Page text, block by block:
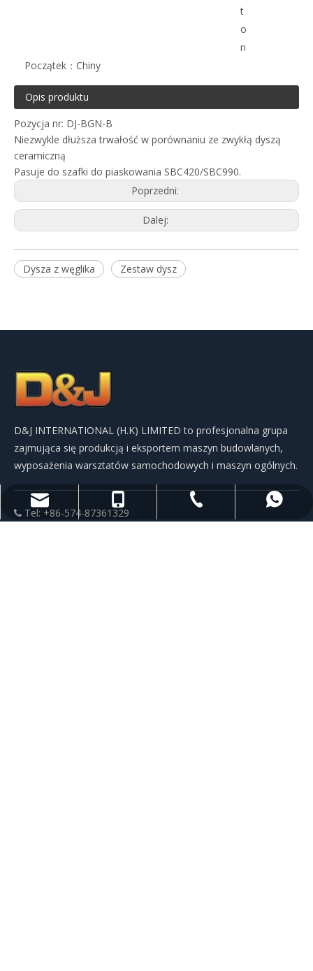
t
o
n
Początek： Chiny
Opis produktu
Pozycja nr: DJ-BGN-B
Niezwykle dłuższa trwałość w porównaniu ze zwykłą dyszą
ceramiczną
Pasuje do szafki do piaskowania SBC420/SBC990.
Poprzedni:
Dalej:
Dysza z węglika Zestaw dysz
D&J INTERNATIONAL (H.K) LIMITED to profesjonalna grupa
zajmująca się produkcją i eksportem maszyn budowlanych,
wyposażenia warsztatów samochodowych i maszyn ogólnych.
 Tel: +86-574-87361329
info@djtra.com
+86-13306668046
+86-574-87361329
+86-13306668046